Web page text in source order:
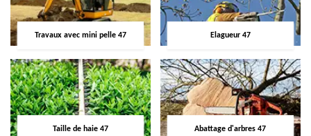
Travaux avec mini pelle 47 Elagueur 47
Taille de haie 47 Abattage d'arbres 47